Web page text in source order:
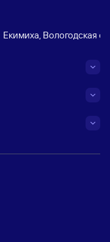
Екимиха, Вологодская